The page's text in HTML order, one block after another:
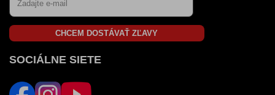
CHCEM DOSTÁVAŤ ZĽAVY
SOCIÁLNE SIETE